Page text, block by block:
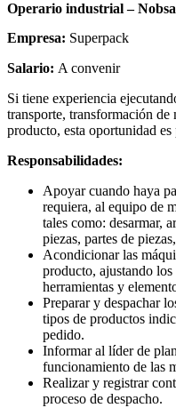
Operario industrial – Nobsa
Empresa: Superpack
Salario: A convenir
Si tiene experiencia
transporte, transformación
producto, esta oportunidad es
Responsabilidades:
Apoyar cuando haya
requiera, al equipo de
tales como: desarmar,
piezas, partes de
Acondicionar las
producto, ajustando
herramientas y
Preparar y despachar
tipos de productos
pedido.
Informar al líder de
funcionamiento de las
Realizar y registrar
proceso de despacho.